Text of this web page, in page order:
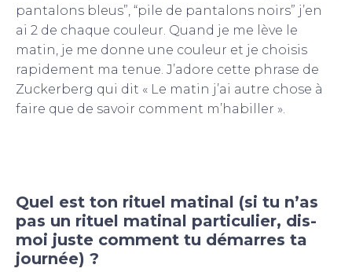
pantalons bleus”, “pile de pantalons noirs” j’en
ai 2 de chaque couleur. Quand je me lève le
matin, je me donne une couleur et je choisis
rapidement ma tenue. J’adore cette phrase de
Zuckerberg qui dit « Le matin j’ai autre chose à
faire que de savoir comment m’habiller ».
Quel est ton rituel matinal (si tu n’as
pas un rituel matinal particulier, dis-
moi juste comment tu démarres ta
journée) ?